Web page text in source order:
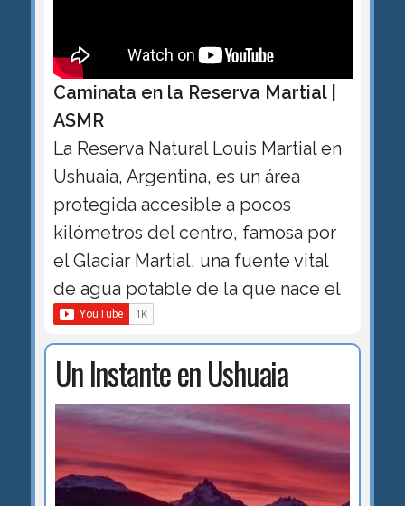
Caminata en la Reserva Martial |
ASMR
La Reserva Natural Louis Martial en
Ushuaia, Argentina, es un área
protegida accesible a pocos
kilómetros del centro, famosa por
el Glaciar Martial, una fuente vital
de agua potable de la que nace el
Un Instante en Ushuaia